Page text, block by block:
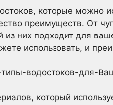
которые можно
преимуществ. От
них подходит для
использовать, и
водостоков-для-
который